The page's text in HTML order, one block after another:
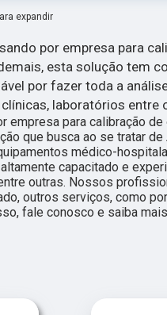
expandir
por empresa para
esta solução tem
por fazer toda a
laboratórios
empresa para calibração
que busca ao se tratar
médico-
capacitado e
outras. Nossos
outros serviços, como
fale conosco e saiba